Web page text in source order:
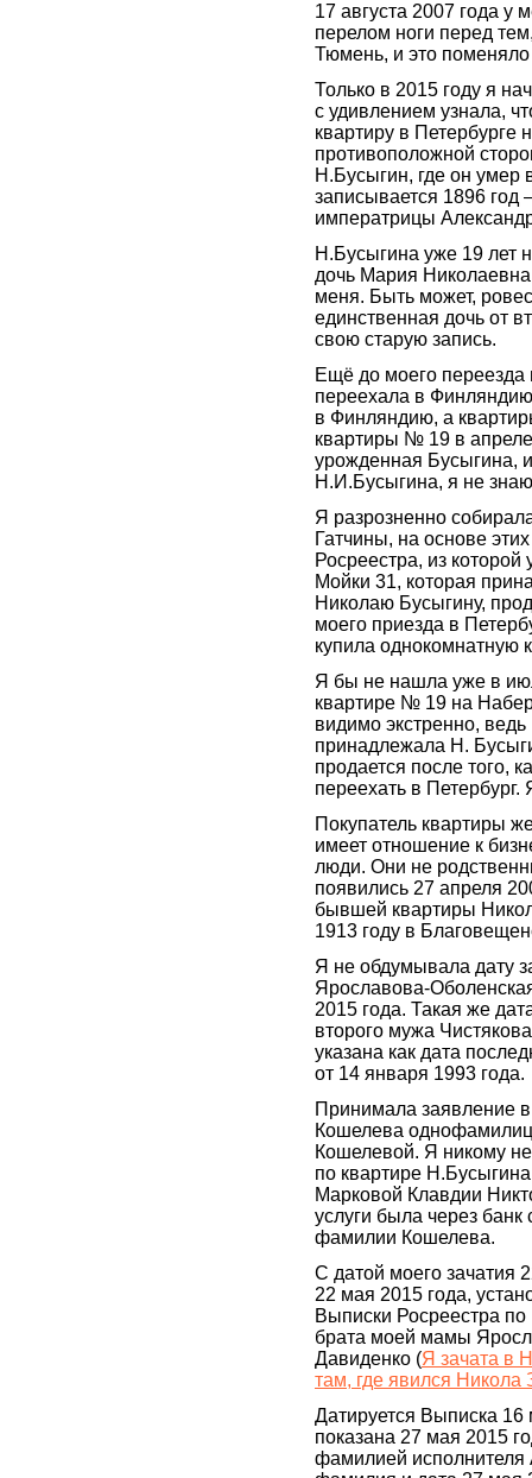
17 августа 2007 года у
перелом ноги перед
Тюмень, и это
Только в 2015 году я
с удивлением узнала,
квартиру в
противоположной
Н.Бусыгин, где он умер
записывается 1896 год
императрицы
Н.Бусыгина уже 19 лет
дочь Мария
меня. Быть может,
единственная дочь от
свою старую запись.
Ещё до моего переезда
переехала в
в Финляндию, а
квартиры № 19 в
урожденная Бусыгина,
Н.И.Бусыгина, я не
Я разрозненно
Гатчины, на основе
Росреестра, из
Мойки 31, которая
Николаю Бусыгину,
моего приезда в
купила однокомнатную
Я бы не нашла уже в
квартире № 19 на
видимо экстренно,
принадлежала Н.
продается после того,
переехать в
Покупатель квартиры
имеет отношение к
люди. Они не
появились 27 апреля
бывшей квартиры
1913 году в
Я не обдумывала дату
Ярославова-
2015 года. Такая же
второго мужа
указана как дата
от 14 января 1993 года.
Принимала заявление
Кошелева
Кошелевой. Я никому
по квартире
Марковой Клавдии
услуги была через
фамилии Кошелева.
С датой моего зачатия
22 мая 2015 года,
Выписки Росреестра
брата моей мамы
Давиденко (Я зачата в
там, где явился
Датируется Выписка
показана 27 мая 2015
фамилией исполнителя